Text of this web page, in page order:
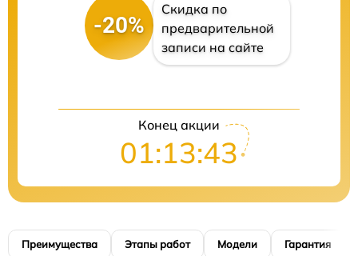
-20%
Скидка по
предварительной
записи на сайте
Конец акции
01:13:42
Преимущества Этапы работ Модели Гарантия